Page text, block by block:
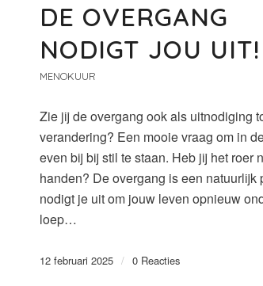
DE OVERGANG
NODIGT JOU UIT!
MENOKUUR
Zie jij de overgang ook als uitnodiging
verandering? Een mooie vraag om in
even bij bij stil te staan. Heb jij het roer
handen? De overgang is een natuurlijk
nodigt je uit om jouw leven opnieuw
loep…
12 februari 2025 / 0 Reacties